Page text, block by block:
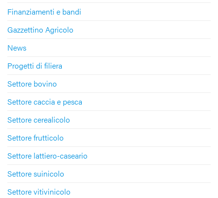
Finanziamenti e bandi
Gazzettino Agricolo
News
Progetti di filiera
Settore bovino
Settore caccia e pesca
Settore cerealicolo
Settore frutticolo
Settore lattiero-caseario
Settore suinicolo
Settore vitivinicolo